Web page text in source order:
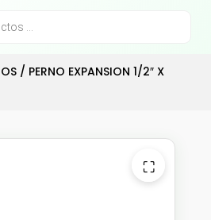
/ PERNO EXPANSION 1/2″ X
⛶